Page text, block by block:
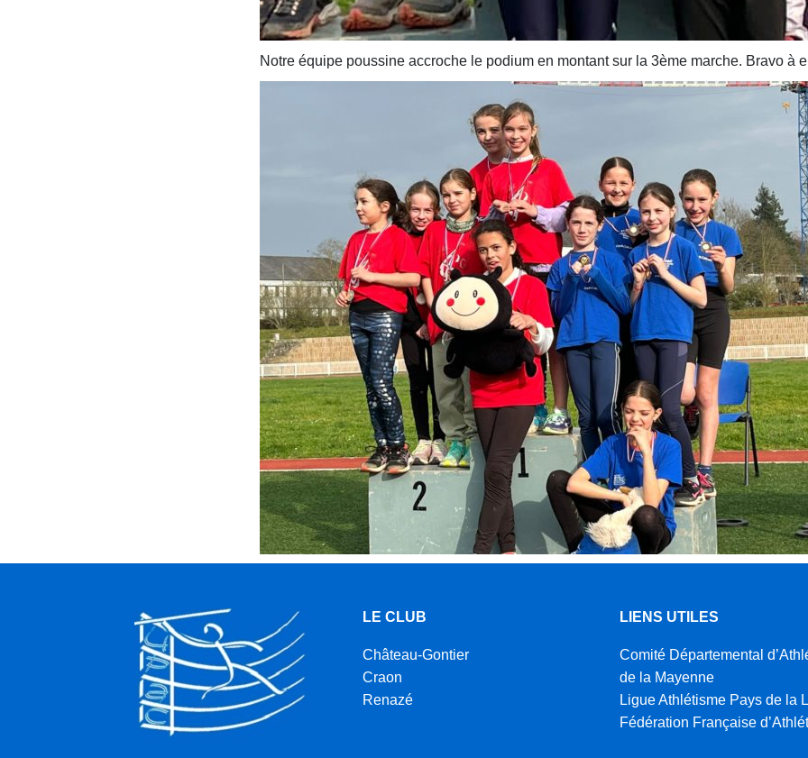
Notre équipe poussine accroche le podium en montant sur la 3ème marche. Bravo à
LE CLUB
Château-Gontier
Craon
Renazé
LIENS UTILES
Comité Départemental
de la Mayenne
Ligue Athlétisme Pays de la
Fédération Française